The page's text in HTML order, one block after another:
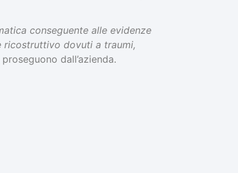
conseguente alle evidenze
ricostruttivo dovuti a traumi,
proseguono dall’azienda.